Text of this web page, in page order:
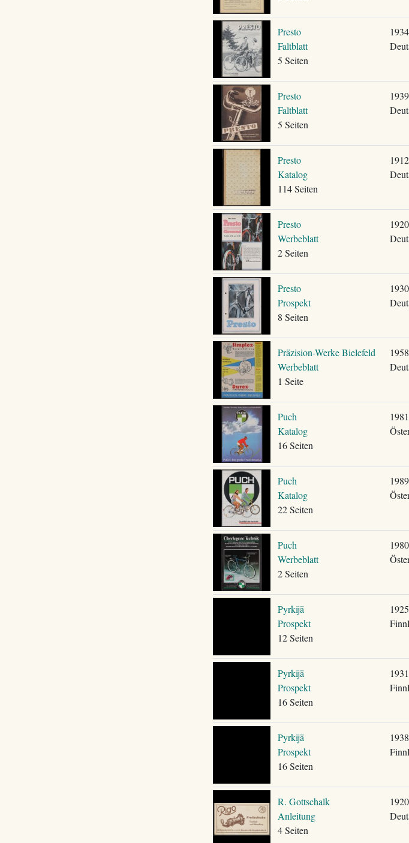
Presto
Faltblatt
5 Seiten
Presto
Faltblatt
5 Seiten
1939
Presto
Katalog
114 Seiten
1912
Presto
Werbeblatt
2 Seiten
Presto
Prospekt
8 Seiten
Präzision-Werke Bielefeld
Werbeblatt
1 Seite
1958
Puch
Katalog
16 Seiten
1981
Puch
Katalog
22 Seiten
1989
Puch
Werbeblatt
2 Seiten
Pyrkijä
Prospekt
12 Seiten
1925
Pyrkijä
Prospekt
16 Seiten
1931
Pyrkijä
Prospekt
16 Seiten
1938
R. Gottschalk
Anleitung
4 Seiten